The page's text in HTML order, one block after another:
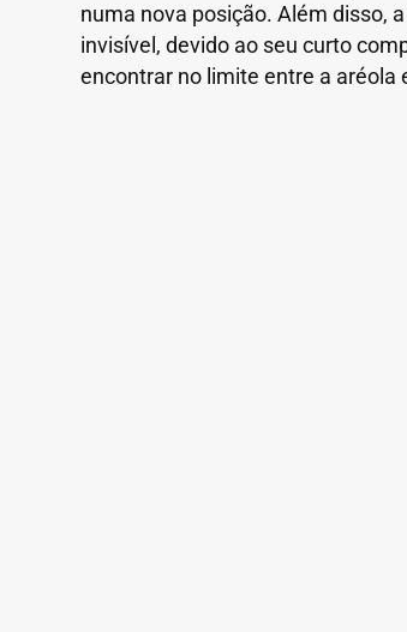
numa nova posição. Além disso,
invisível, devido ao seu curto
encontrar no limite entre a aréola